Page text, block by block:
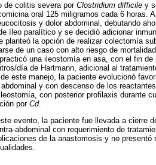
de colitis severa por Clostridium difficile y
oral 125 miligramos cada 6 horas.
y dolor abdominal, debutando
íleo paralítico y se decidió adicionar
planteó la opción de realizar colectomía
de un caso con alto riesgo de
una ileostomía en asa, con el fin
día de Hartmann, adicional al
este manejo, la paciente evolucionó
y con descenso de los
con posterior profilaxis durante
por Cd.
evento, la paciente fue llevada a cierre
abdominal con requerimiento de
de la anastomosis y no presentó